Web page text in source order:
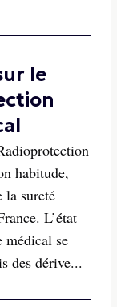
le
habitude,
la sureté
L’état
médical se
des dérive...